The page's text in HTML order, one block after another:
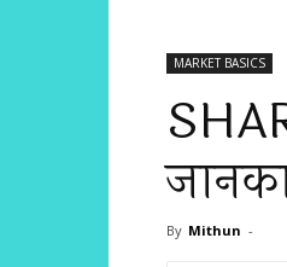
MARKET BASICS
By Mithun -